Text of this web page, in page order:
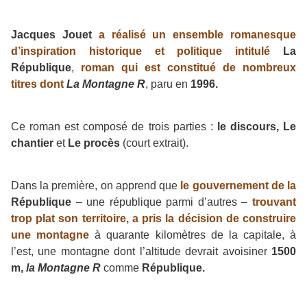
Jacques Jouet a réalisé un ensemble romanesque
d’inspiration historique et politique intitulé
La
République, roman qui est constitué de nombreux
titres dont La Montagne R, paru en 1996.
Ce roman est composé de trois parties :
le discours, Le
chantier et Le procès (court extrait).
Dans la première, on apprend que le gouvernement de la
République – une république parmi d’autres – trouvant
trop plat son territoire, a pris la décision de construire
une montagne à quarante kilomètres de la capitale, à
l’est, une montagne dont l’altitude devrait avoisiner 1500
m, la Montagne R comme République.